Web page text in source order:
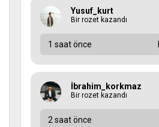
Yusuf_kurt
Bir rozet kazandı
1 saat önce
İbrahim_korkmaz
Bir rozet kazandı
2 saat önce